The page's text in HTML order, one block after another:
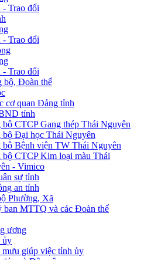
Trao đổi
Trao đổi
Trao đổi
bộ, Đoàn thể
cơ quan Đảng tỉnh
tỉnh
CTCP Gang thép Thái Nguyên
bộ Đại học Thái Nguyên
Bệnh viện TW Thái Nguyên
CTCP Kim loại màu Thái
- Vimico
sự tỉnh
an tỉnh
Phường, Xã
ban MTTQ và các Đoàn thể
ương
ủy
mưu giúp việc tỉnh ủy